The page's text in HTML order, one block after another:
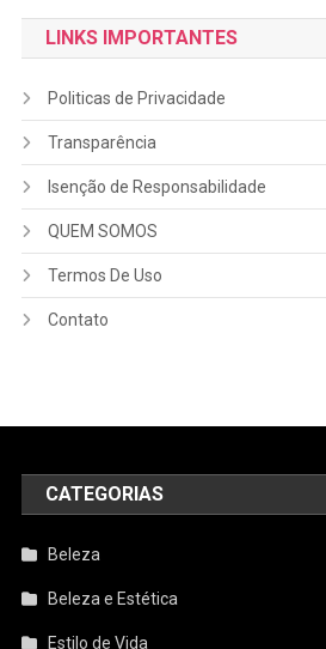
LINKS IMPORTANTES
Politicas de Privacidade
Transparência
Isenção de Responsabilidade
QUEM SOMOS
Termos De Uso
Contato
CATEGORIAS
Beleza
Beleza e Estética
Estilo de Vida